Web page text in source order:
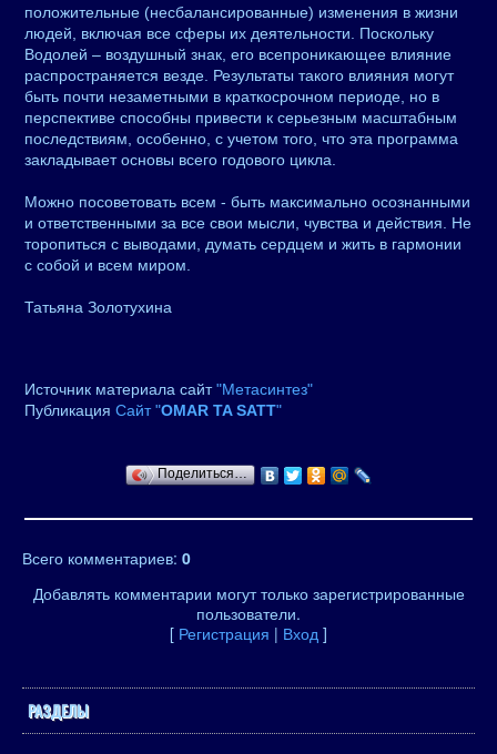
положительные (несбалансированные) изменения в жизни
людей, включая все сферы их деятельности. Поскольку
Водолей – воздушный знак, его всепроникающее влияние
распространяется везде. Результаты такого влияния могут
быть почти незаметными в краткосрочном периоде, но в
перспективе способны привести к серьезным масштабным
последствиям, особенно, с учетом того, что эта программа
закладывает основы всего годового цикла.
Можно посоветовать всем - быть максимально осознанными
и ответственными за все свои мысли, чувства и действия. Не
торопиться с выводами, думать сердцем и жить в гармонии
с собой и всем миром.
Татьяна Золотухина
Источник материала сайт"Метасинтез"
Публикация Сайт "OMAR TA SATT"
Поделиться…
Всего комментариев: 0
Добавлять комментарии могут только зарегистрированные
пользователи.
[ Регистрация | Вход ]
РАЗДЕЛЫ